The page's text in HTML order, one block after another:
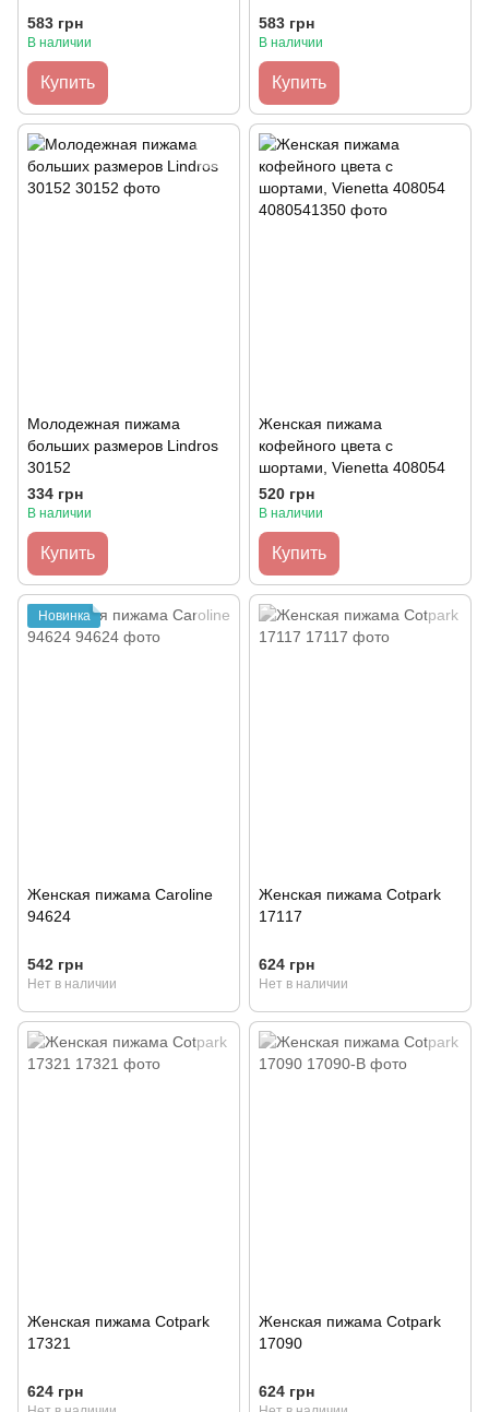
583 грн
В наличии
Купить
583 грн
В наличии
Купить
Молодежная пижама
больших размеров Lindros
30152
334 грн
В наличии
Купить
Женская пижама
кофейного цвета с
шортами, Vienetta 408054
520 грн
В наличии
Купить
Новинка
Женская пижама Caroline
94624
542 грн
Нет в наличии
Женская пижама Cotpark
17117
624 грн
Нет в наличии
Женская пижама Cotpark
17321
624 грн
Женская пижама Cotpark
17090
624 грн